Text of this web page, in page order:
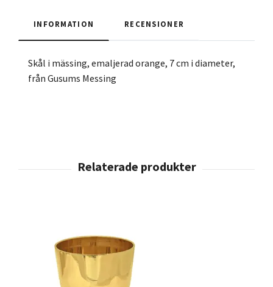
INFORMATION RECENSIONER
Skål i mässing, emaljerad orange, 7 cm i diameter,
från Gusums Messing